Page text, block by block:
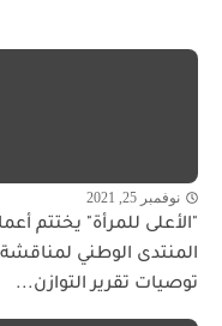
نوفمبر 25, 2021
"الأعلى للمرأة" يختتم
المنتدى الوطني لمناقشة
توصيات تقرير التوازن...